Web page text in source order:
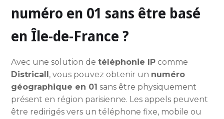
numéro en 01 sans être basé
en Île-de-France ?
Avec une solution detéléphonie IP comme
Districall , vous pouvez obtenir un numéro
géographique en 01 sans être physiquement
présent en région parisienne. Les appels peuvent
être redirigés vers un téléphone fixe, mobile ou